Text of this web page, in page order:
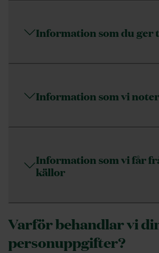
Information som du ger
Information som vi
Information som vi får
källor
Varför behandlar vi
personuppgifter?